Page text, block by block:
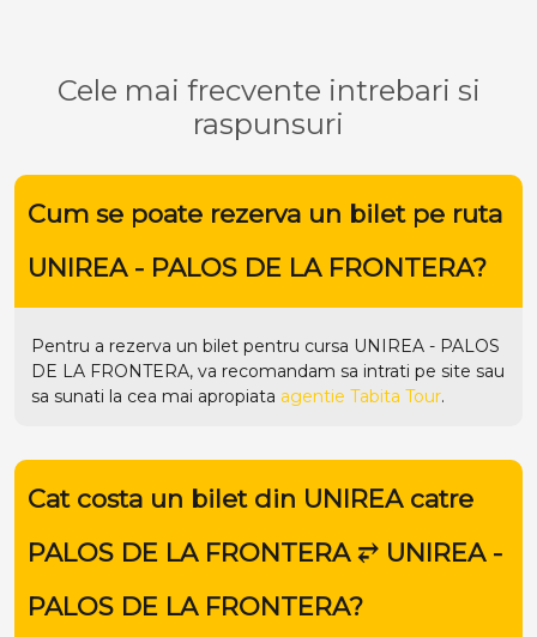
Cele mai frecvente intrebari si
raspunsuri
Cum se poate rezerva un bilet pe ruta
UNIREA - PALOS DE LA FRONTERA?
Pentru a rezerva un bilet pentru cursa UNIREA - PALOS
DE LA FRONTERA, va recomandam sa intrati pe site sau
sa sunati la cea mai apropiata agentie Tabita Tour.
Cat costa un bilet din UNIREA catre
PALOS DE LA FRONTERA ⥂ UNIREA -
PALOS DE LA FRONTERA?